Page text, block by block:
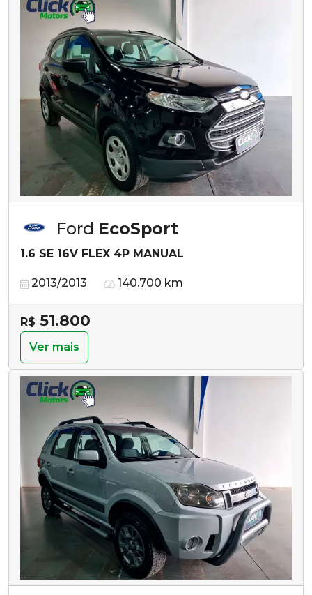
Ford EcoSport
1.6 SE 16V FLEX 4P MANUAL
2013/2013 140.700 km
R$ 51.800
Ver mais